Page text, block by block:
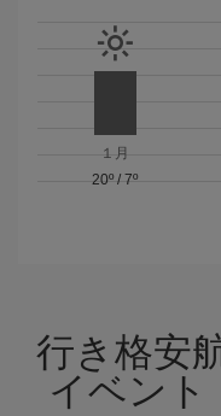
１月
20º /7º
行き格安
イベント